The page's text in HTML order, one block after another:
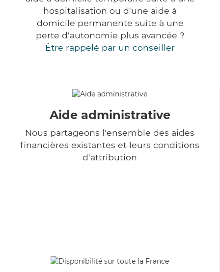
hospitalisation ou d'une aide à
domicile permanente suite à une
perte d'autonomie plus avancée ?
Être rappelé par un conseiller
Aide administrative
Nous partageons l'ensemble des aides
financières existantes et leurs conditions
d'attribution